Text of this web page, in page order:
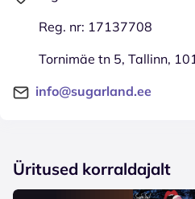
Reg. nr: 17137708
Tornimäe tn 5, Tallinn,
info@sugarland.ee
Üritused korraldajalt